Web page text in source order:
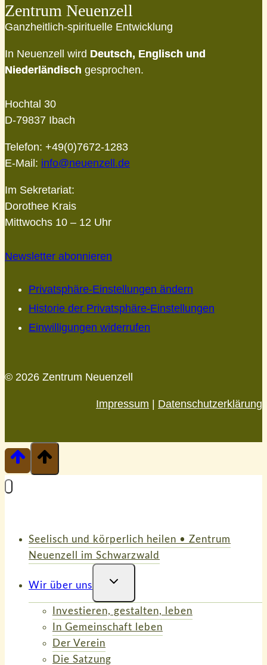
Zentrum Neuenzell
Ganzheitlich-spirituelle Entwicklung
In Neuenzell wird Deutsch, Englisch und
Niederländisch gesprochen.
Hochtal 30
D-79837 Ibach
Telefon: +49(0)7672-1283
E-Mail: info@neuenzell.de
Im Sekretariat:
Dorothee Krais
Mittwochs 10 – 12 Uhr
Newsletter abonnieren
Privatsphäre-Einstellungen ändern
Historie der Privatsphäre-Einstellungen
Einwilligungen widerrufen
© 2026 Zentrum Neuenzell
Impressum | Datenschutzerklärung
Seelisch und körperlich heilen • Zentrum
Neuenzell im Schwarzwald
Wir über uns
Untermenü
Investieren, gestalten, leben
In Gemeinschaft leben
Der Verein
Die Satzung